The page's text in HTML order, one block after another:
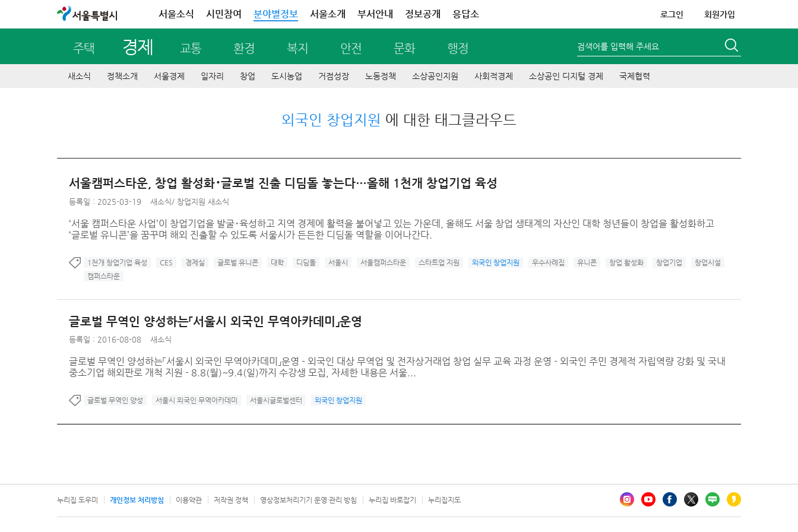
서울특별시 서울소식 시민참여 분야별정보 서울소개 부서안내 정보공개 응답소 로그인 회원가입
주택 경제 교통 환경 복지 안전 문화 행정 검색어를 입력해 주세요
새소식 정책소개 서울경제 일자리 창업 도시농업 거점성장 노동정책 소상공인지원 사회적경제 소상공인 디지털 경제 국제협력
외국인 창업지원 에 대한 태그클라우드
서울캠퍼스타운, 창업 활성화･글로벌 진출 디딤돌 놓는다…올해 1천개 창업기업 육성
등록일 : 2025-03-19 새소식/ 창업지원 새소식
‘서울 캠퍼스타운 사업’이 창업기업을 발굴･육성하고 지역 경제에 활력을 불어넣고 있는 가운데, 올해도 서울 창업 생태계의 자산인 대학 청년들이 창업을 활성화하고
‘글로벌 유니콘’을 꿈꾸며 해외 진출할 수 있도록 서울시가 든든한 디딤돌 역할을 이어나간다.
1천개 창업기업 육성 CES 경제실 글로벌 유니콘 대학 디딤돌 서울시 서울캠퍼스타운 스타트업 지원 외국인 창업지원 우수사례집 유니콘 창업 활성화 창업기업
창업시설
캠퍼스타운
글로벌 무역인 양성하는「서울시 외국인 무역아카데미」운영
등록일 : 2016-08-08 새소식
글로벌 무역인 양성하는「서울시 외국인 무역아카데미」운영 - 외국인 대상 무역업 및 전자상거래업 창업 실무 교육 과정 운영 - 외국인 주민 경제적 자립역량 강화 및 국내
중소기업 해외판로 개척 지원 - 8.8(월)~9.4(일)까지 수강생 모집, 자세한 내용은 서울...
글로벌 무역인 양성 서울시 외국인 무역아카데미 서울시글로벌센터 외국인 창업지원
누리집 도우미 개인정보 처리방침 이용약관 저작권 정책 영상정보처리기기 운영·관리 방침 누리집 바로잡기 누리집지도